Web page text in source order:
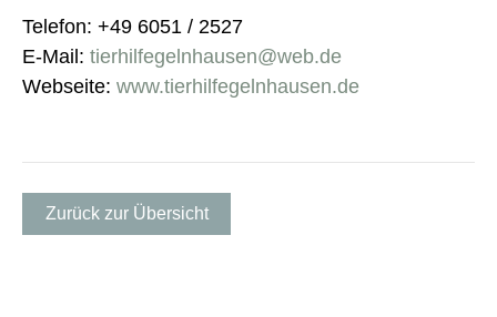
Telefon: +49 6051 / 2527
E-Mail: tierhilfegelnhausen@web.de
Webseite: www.tierhilfegelnhausen.de
Zurück zur Übersicht